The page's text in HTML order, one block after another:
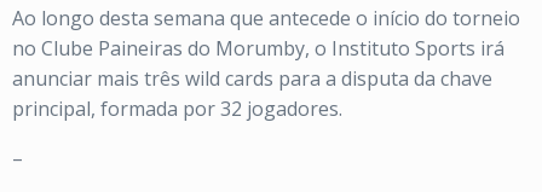
Ao longo desta semana que antecede o início do torneio
no Clube Paineiras do Morumby, o Instituto Sports irá
anunciar mais três wild cards para a disputa da chave
principal, formada por 32 jogadores.
–